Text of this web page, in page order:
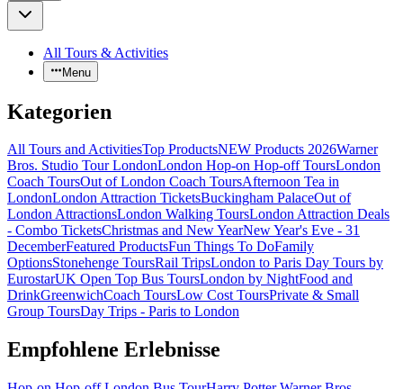
All Tours & Activities
Menu
Kategorien
All Tours and ActivitiesTop ProductsNEW Products 2026Warner
Bros. Studio Tour LondonLondon Hop-on Hop-off ToursLondon
Coach ToursOut of London Coach ToursAfternoon Tea in
LondonLondon Attraction TicketsBuckingham PalaceOut of
London AttractionsLondon Walking ToursLondon Attraction Deals
- Combo TicketsChristmas and New YearNew Year's Eve - 31
DecemberFeatured ProductsFun Things To DoFamily
OptionsStonehenge ToursRail TripsLondon to Paris Day Tours by
EurostarUK Open Top Bus ToursLondon by NightFood and
DrinkGreenwichCoach ToursLow Cost ToursPrivate & Small
Group ToursDay Trips - Paris to London
Empfohlene Erlebnisse